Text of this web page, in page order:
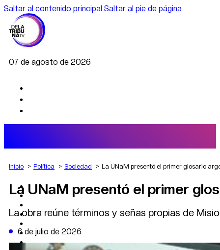
Saltar al contenido principal Saltar al pie de página
07 de agosto de 2026
AGRO
DEPORTES
POLÍTICA
DATA FIRME
DE LA TRIBUNA TV
Inicio Política Sociedad La UNaM presentó el primer glosario
La UNaM presentó el primer
La obra reúne términos y señas propias de
6 de julio de 2026